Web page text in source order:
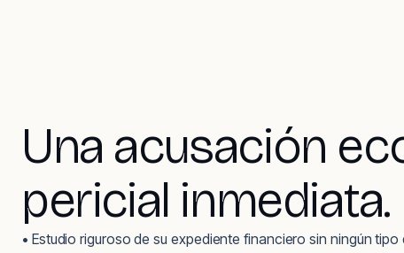
Una acusación
pericial inmediata.
• Estudio riguroso de su expediente financiero sin ningún